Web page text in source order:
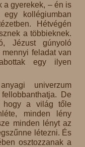
a gyerekek, – én is
kollégiumban
Hétvégén
a többieknek.
Jézust gúnyoló
feladat van
egy ilyen
univerzum
De
hogy a világ tőle
minden lény
minden lényt az
létezni. És
osztozzanak a